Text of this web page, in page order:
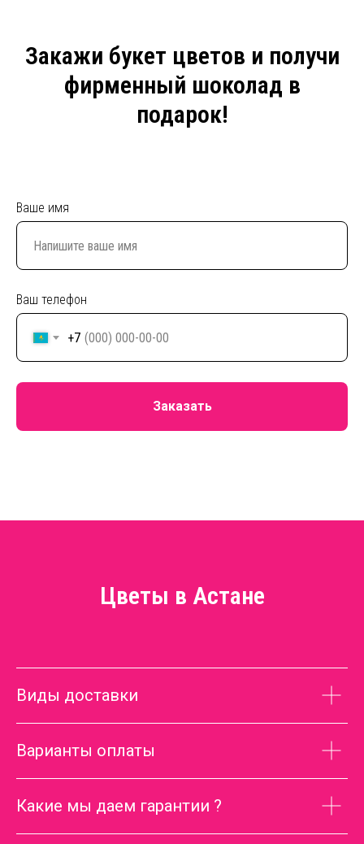
Закажи букет цветов и получи
фирменный шоколад в
подарок!
Ваше имя
Ваш телефон
+7
Заказать
Цветы в Астане
Виды доставки
Варианты оплаты
Какие мы даем гарантии ?